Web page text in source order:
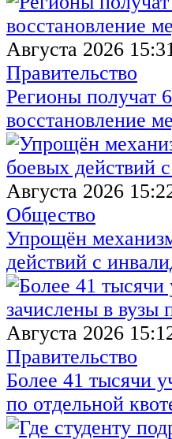
Августа 2026
Правительство
Регионы получат
восстановление
Августа 2026
Общество
Упрощён
действий с
Августа 2026
Правительство
Более 41 тысячи
по отдельной